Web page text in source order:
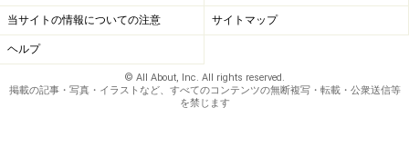
当サイトの情報についての注意 サイトマップ
ヘルプ
© All About, Inc. All rights reserved.
掲載の記事・写真・イラストなど、すべてのコンテンツの無断複写・転載・公衆送信等
を禁じます